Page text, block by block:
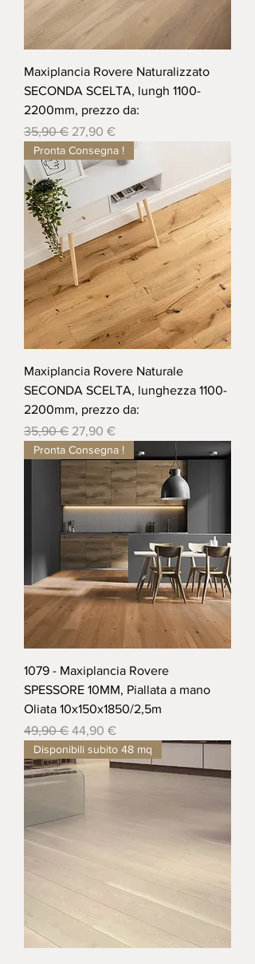
Maxiplancia Rovere Naturalizzato
SECONDA SCELTA, lungh 1100-
2200mm, prezzo da:
Prezzo regolare
35,90 € Prezzo scontato
27,90 €
Pronta Consegna !
Maxiplancia Rovere Naturale
SECONDA SCELTA, lunghezza 1100-
2200mm, prezzo da:
Prezzo regolare
35,90 € Prezzo scontato
27,90 €
Pronta Consegna !
1079 - Maxiplancia Rovere
SPESSORE 10MM, Piallata a mano
Oliata 10x150x1850/2,5m
Prezzo regolare
49,90 € Prezzo scontato
44,90 €
Disponibili subito 48 mq